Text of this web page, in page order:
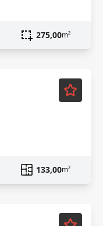
275,00m²
Mobiliado
133,00m²
Mobiliado